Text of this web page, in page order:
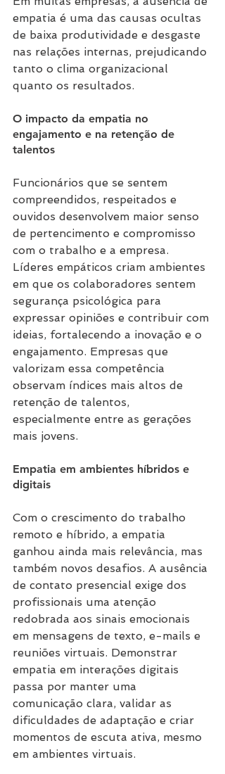
empatia é uma das causas ocultas
de baixa produtividade e desgaste
nas relações internas, prejudicando
tanto o clima organizacional
quanto os resultados.
O impacto da empatia no
engajamento e na retenção de
talentos
Funcionários que se sentem
compreendidos, respeitados e
ouvidos desenvolvem maior senso
de pertencimento e compromisso
com o trabalho e a empresa.
Líderes empáticos criam ambientes
em que os colaboradores sentem
segurança psicológica para
expressar opiniões e contribuir com
ideias, fortalecendo a inovação e o
engajamento. Empresas que
valorizam essa competência
observam índices mais altos de
retenção de talentos,
especialmente entre as gerações
mais jovens.
Empatia em ambientes híbridos e
digitais
Com o crescimento do trabalho
remoto e híbrido, a empatia
ganhou ainda mais relevância, mas
também novos desafios. A ausência
de contato presencial exige dos
profissionais uma atenção
redobrada aos sinais emocionais
em mensagens de texto, e-mails e
reuniões virtuais. Demonstrar
empatia em interações digitais
passa por manter uma
comunicação clara, validar as
dificuldades de adaptação e criar
momentos de escuta ativa, mesmo
em ambientes virtuais.